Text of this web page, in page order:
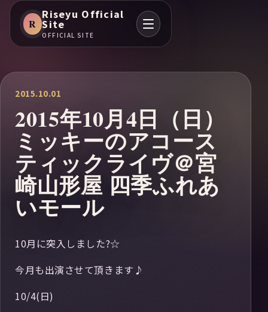
R
Riseyu Official
Site
OFFICIAL SITE
2015.10.01
2015年10月4日（日）
ミッキーのアコース
ティックライヴ＠宮
崎山形屋 四季ふれあ
いモール
10月に突入しました?☆
今月も出演させて頂きます♪
10/4(日)